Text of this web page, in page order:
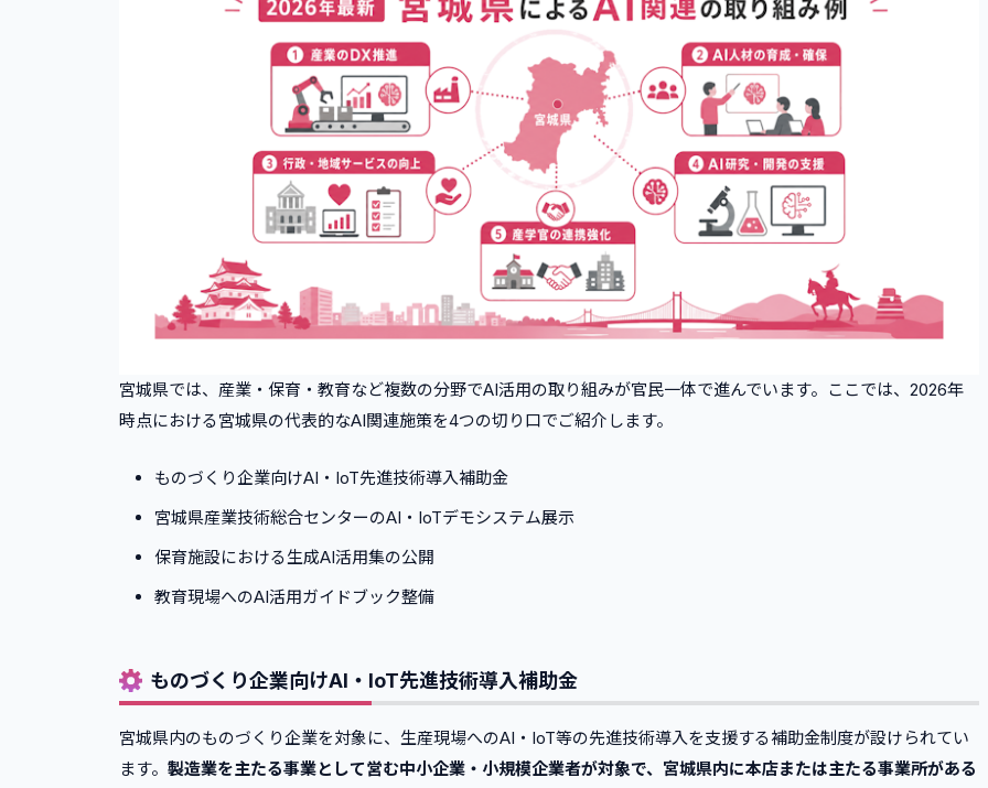
• Tech Mentor
AI STEP
スタートAI
【FAQ】宮城県のAIスクールに関するよくある質問
宮城県で通学できるAIスクールはありますか？
プログラミング未経験でもAIスクールに通えますか？
AIスクールの受講料を安く抑える方法はありますか？
• オンラインのAIスクールでも宮城県から受講できますか？
•AIスクールを卒業後に活かせる仕事・キャリアはありますか？
5. まとめ
宮城県では、産業・保育・教育など複数の分野でAI活用の取り組みが官民一体で進んでいます。ここでは、2026年
時点における宮城県の代表的なAI関連施策を4つの切り口でご紹介します。
ものづくり企業向けAI・IoT先進技術導入補助金
宮城県産業技術総合センターのAI・IoTデモシステム展示
保育施設における生成AI活用集の公開
教育現場へのAI活用ガイドブック整備
ものづくり企業向けAI・IoT先進技術導入補助金
宮城県内のものづくり企業を対象に、生産現場へのAI・IoT等の先進技術導入を支援する補助金制度が設けられてい
ます。 製造業を主たる事業として営む中小企業・小規模企業者が対象で、宮城県内に本店または主たる事業所がある